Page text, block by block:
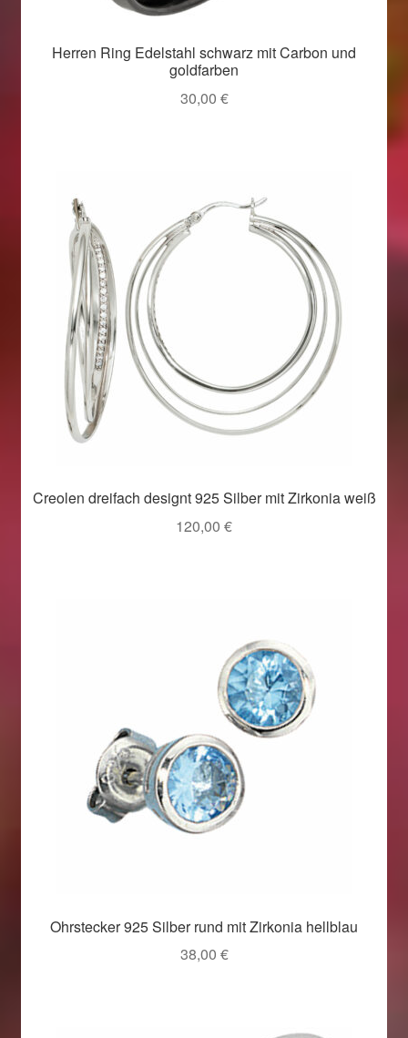
Herren Ring Edelstahl schwarz mit Carbon und
goldfarben
30,00 €
Creolen dreifach designt 925 Silber mit Zirkonia weiß
120,00 €
Ohrstecker 925 Silber rund mit Zirkonia hellblau
38,00 €